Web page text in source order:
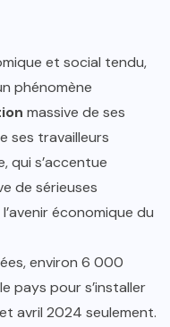
et social tendu,
phénomène
massive de ses
ses travailleurs
qui s’accentue
de sérieuses
économique du
environ 6 000
pays pour s’installer
avril 2024 seulement.